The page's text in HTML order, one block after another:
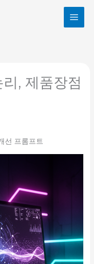
, 제품장점
선 프롬프트